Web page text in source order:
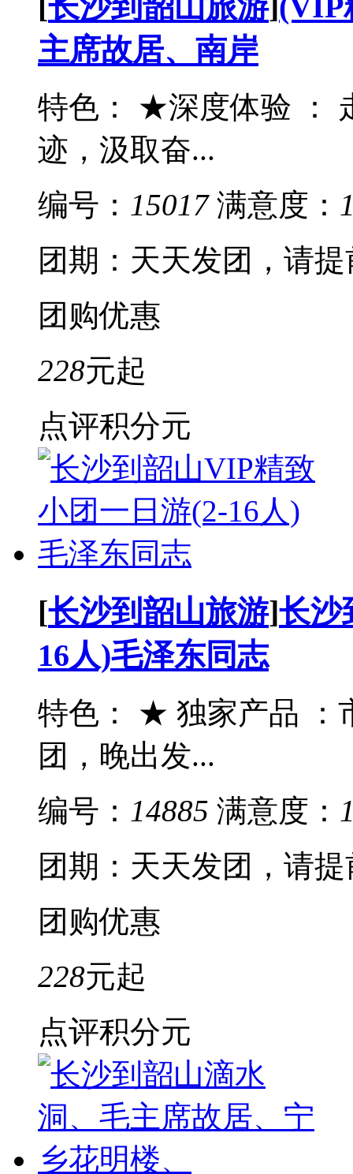
主席故居、南岸
特色： ★深度体验 ：
迹，汲取奋...
编号： 15017 满意度：
团期：天天发团，请
团购优惠
228元起
点评积分元
[长沙到韶山旅游]长沙
16人)毛泽东同志
特色： ★ 独家产品 ：
团，晚出发...
编号： 14885 满意度：
团期：天天发团，请
团购优惠
228元起
点评积分元